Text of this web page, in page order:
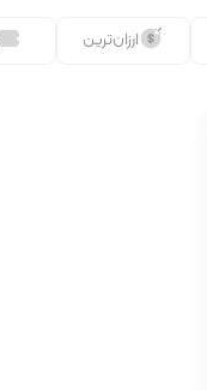
ارزان‌ترین